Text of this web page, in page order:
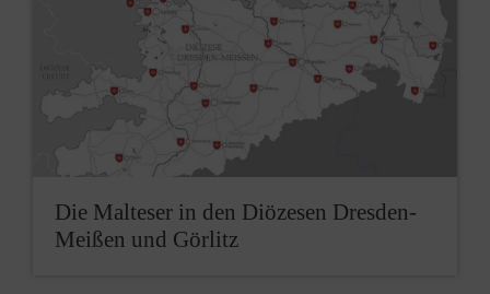
Die Malteser in den Diözesen Dresden-
Meißen und Görlitz